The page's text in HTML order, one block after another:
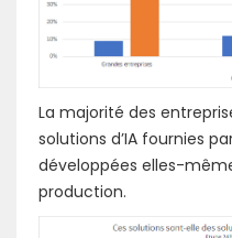
La majorité des
solutions d’IA fournies
développées elles-
production.